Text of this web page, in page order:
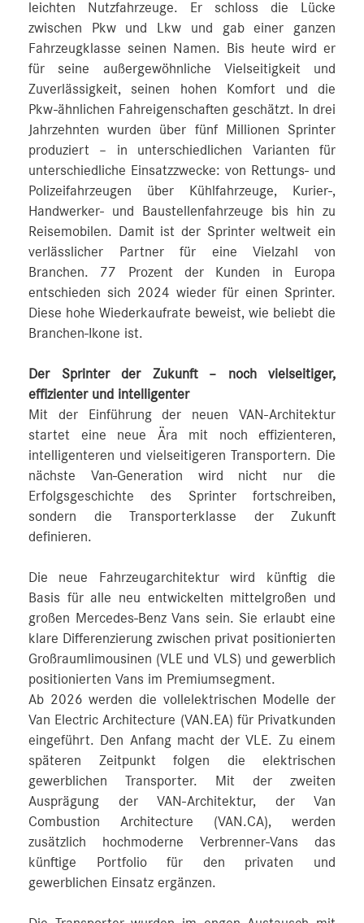
leichten Nutzfahrzeuge. Er schloss die Lücke
zwischen Pkw und Lkw und gab einer ganzen
Fahrzeugklasse seinen Namen. Bis heute wird er
für seine außergewöhnliche Vielseitigkeit und
Zuverlässigkeit, seinen hohen Komfort und die
Pkw-ähnlichen Fahreigenschaften geschätzt. In drei
Jahrzehnten wurden über fünf Millionen Sprinter
produziert – in unterschiedlichen Varianten für
unterschiedliche Einsatzzwecke: von Rettungs- und
Polizeifahrzeugen über Kühlfahrzeuge, Kurier-,
Handwerker- und Baustellenfahrzeuge bis hin zu
Reisemobilen. Damit ist der Sprinter weltweit ein
verlässlicher Partner für eine Vielzahl von
Branchen. 77 Prozent der Kunden in Europa
entschieden sich 2024 wieder für einen Sprinter.
Diese hohe Wiederkaufrate beweist, wie beliebt die
Branchen-Ikone ist.
Der Sprinter der Zukunft – noch vielseitiger,
effizienter und intelligenter
Mit der Einführung der neuen VAN-Architektur
startet eine neue Ära mit noch effizienteren,
intelligenteren und vielseitigeren Transportern. Die
nächste Van-Generation wird nicht nur die
Erfolgsgeschichte des Sprinter fortschreiben,
sondern die Transporterklasse der Zukunft
definieren.
Die neue Fahrzeugarchitektur wird künftig die
Basis für alle neu entwickelten mittelgroßen und
großen Mercedes‑Benz Vans sein. Sie erlaubt eine
klare Differenzierung zwischen privat positionierten
Großraumlimousinen (VLE und VLS) und gewerblich
positionierten Vans im Premiumsegment.
Ab 2026 werden die vollelektrischen Modelle der
Van Electric Architecture (VAN.EA) für Privatkunden
eingeführt. Den Anfang macht der VLE. Zu einem
späteren Zeitpunkt folgen die elektrischen
gewerblichen Transporter. Mit der zweiten
Ausprägung der VAN-Architektur, der Van
Combustion Architecture (VAN.CA), werden
zusätzlich hochmoderne Verbrenner-Vans das
künftige Portfolio für den privaten und
gewerblichen Einsatz ergänzen.